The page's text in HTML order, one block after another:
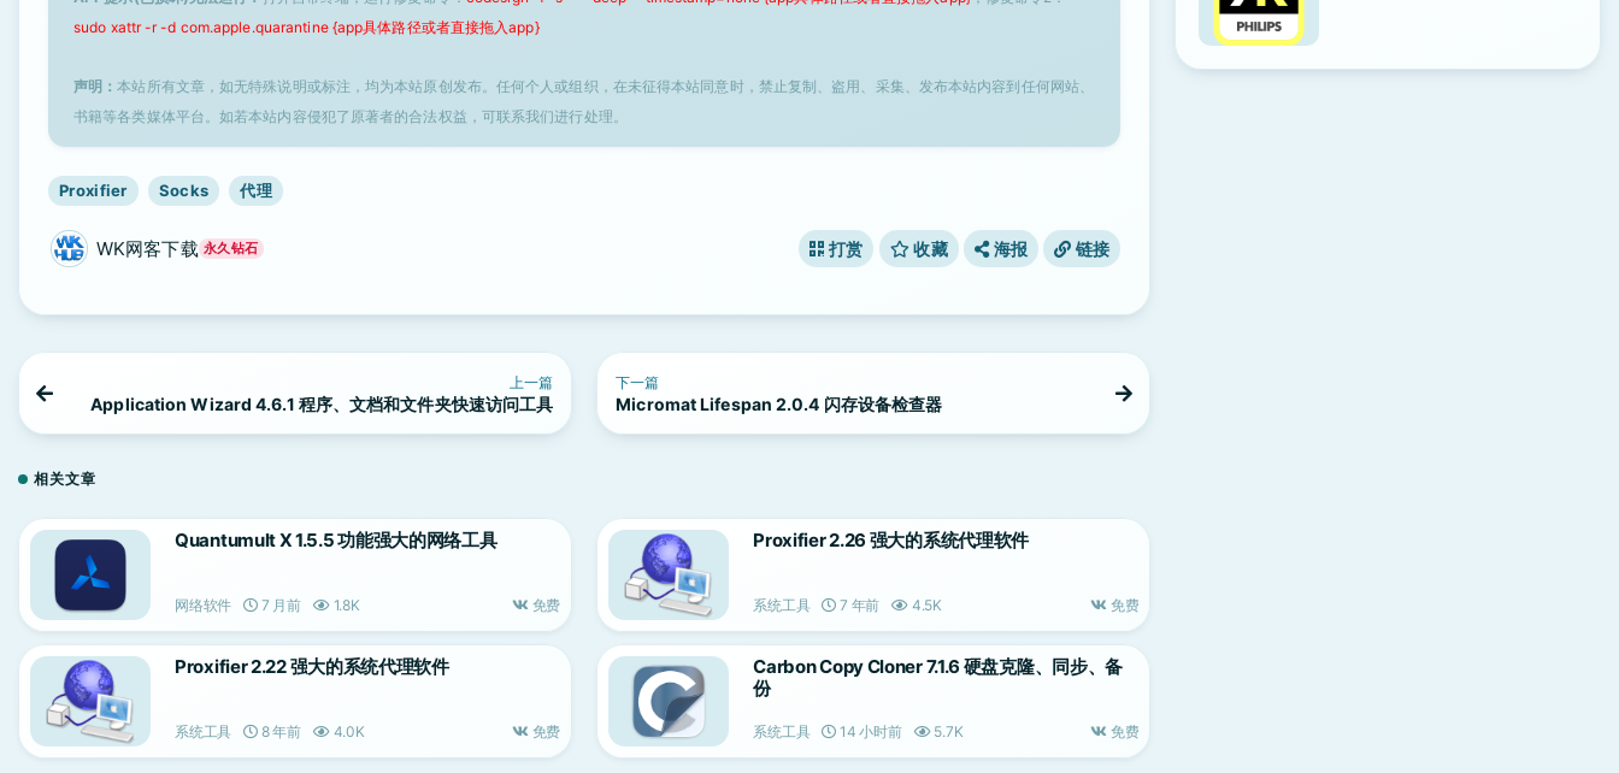
sudo xattr -r -d com.apple.quarantine {app具体路径或者直接拖入app}
声明：本站所有文章，如无特殊说明或标注，均为本站原创发布。任何个人或组织，在未征得本站同意时，禁止复制、盗用、采集、发布本站内容到任何网站、
书籍等各类媒体平台。如若本站内容侵犯了原著者的合法权益，可联系我们进行处理。
Proxifier Socks 代理
WK网客下载 永久钻石 打赏 收藏 海报 链接
上一篇
Application Wizard 4.6.1 程序、文档和文件夹快速访问工具
下一篇
Micromat Lifespan 2.0.4 闪存设备检查器
相关文章
Quantumult X 1.5.5 功能强大的网络工具
网络软件 7 月前 1.8K 免费
Proxifier 2.26 强大的系统代理软件
系统工具 7 年前 4.5K 免费
Proxifier 2.22 强大的系统代理软件
系统工具 8 年前 4.0K 免费
Carbon Copy Cloner 7.1.6 硬盘克隆、同步、备
份
系统工具 14 小时前 5.7K 免费